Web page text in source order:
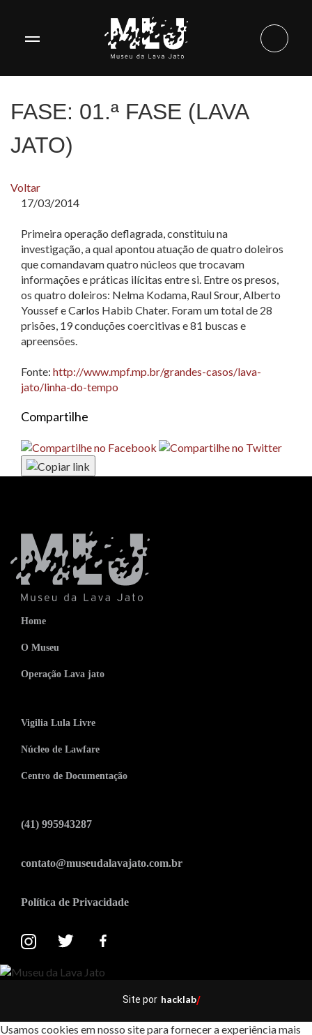
FASE: 01.ª FASE (LAVA
JATO)
Voltar
17/03/2014
Primeira operação deflagrada, constituiu na
investigação, a qual apontou atuação de quatro doleiros
que comandavam quatro núcleos que trocavam
informações e práticas ilícitas entre si. Entre os presos,
os quatro doleiros: Nelma Kodama, Raul Srour, Alberto
Youssef e Carlos Habib Chater. Foram um total de 28
prisões, 19 conduções coercitivas e 81 buscas e
apreensões.
Fonte: http://www.mpf.mp.br/grandes-casos/lava-
jato/linha-do-tempo
Compartilhe
Home
O Museu
Operação Lava jato
Vigilia Lula Livre
Núcleo de Lawfare
Centro de Documentação
(41) 995943287
contato@museudalavajato.com.br
Política de Privacidade
Site por hacklab/
Usamos cookies em nosso site para fornecer a experiência mais